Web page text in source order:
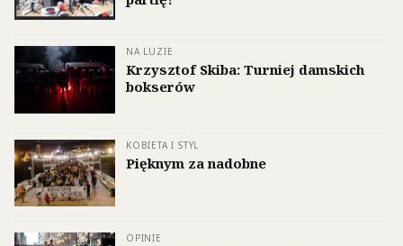
NA LUZIE
Krzysztof Skiba: Turniej damskich
bokserów
KOBIETA I STYL
Pięknym za nadobne
OPINIE